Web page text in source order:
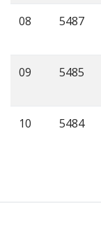
08 5487
09 5485
10 5484